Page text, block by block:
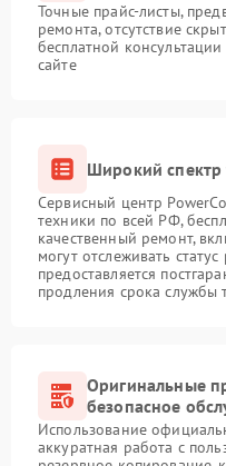
Точные прайс-листы,
ремонта, отсутствие
бесплатной
сайте
Широкий спектр
Сервисный центр
техники по всей РФ,
качественный ремонт,
могут отслеживать
предоставляется
продления срока службы
Оригинальные
безопасное
Использование
аккуратная работа с